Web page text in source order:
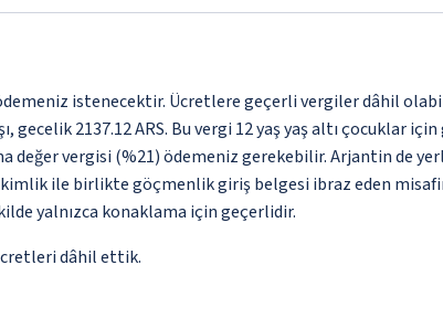
istenecektir. Ücretlere geçerli vergiler dâhil
gecelik 2137.12 ARS. Bu vergi 12 yaş yaş altı çocuklar
vergisi (%21) ödemeniz gerekebilir. Arjantin de
kimlik ile birlikte göçmenlik giriş belgesi ibraz eden
yalnızca konaklama için geçerlidir.
dâhil ettik.